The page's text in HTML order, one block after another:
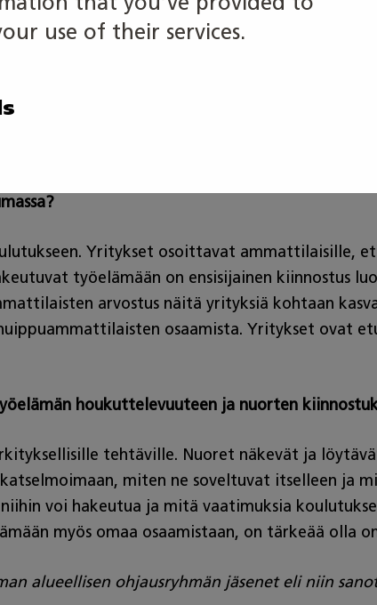
use of their services.
ei saavuteta tuloksia ja huippuosaajia. SM-
avulla motivoidaan huippuosaajia parempiin
SM-kisoissa nähdään osallistujien osaaminen
Yritykset osoittavat ammattilaisille,
työelämään on ensisijainen kiinnostus
arvostus näitä yrityksiä kohtaan
osaamista. Yritykset ovat
houkuttelevuuteen ja nuorten
tehtäville. Nuoret näkevät ja
miten ne soveltuvat itselleen ja
voi hakeutua ja mitä vaatimuksia
myös omaa osaamistaan, on tärkeää olla
alueellisen ohjausryhmän jäsenet eli niin